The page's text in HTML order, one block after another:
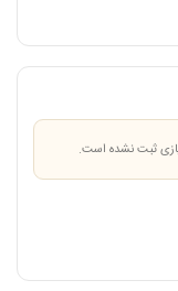
ثبت نشده است.